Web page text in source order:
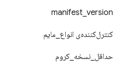
manifest version
کنترل‌کننده‌ی انواع مایم
حداقل نسخه کروم